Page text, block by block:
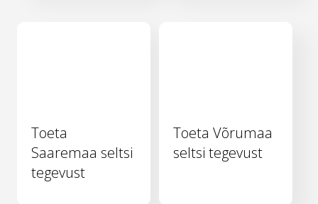
Toeta
Saaremaa seltsi
tegevust
Toeta Võrumaa
seltsi tegevust